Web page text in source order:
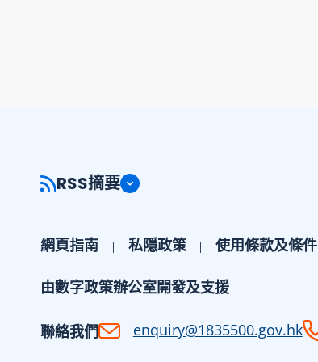
RSS摘要
網頁指南 私隱政策 使用條款及條件
由數字政策辦公室開發及支援
聯絡我們 enquiry@1835500.gov.hk